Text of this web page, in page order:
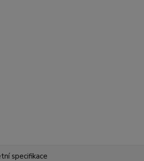
specifikace